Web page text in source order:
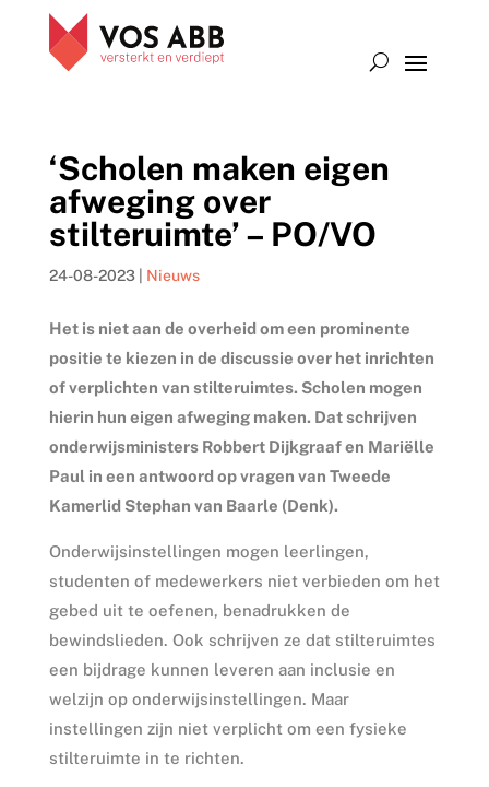
‘Scholen maken eigen
afweging over
stilteruimte’ – PO/VO
24-08-2023| Nieuws
Het is niet aan de overheid om een prominente
positie te kiezen in de discussie over het inrichten
of verplichten van stilteruimtes. Scholen mogen
hierin hun eigen afweging maken. Dat schrijven
onderwijsministers Robbert Dijkgraaf en Mariëlle
Paul in een antwoord op vragen van Tweede
Kamerlid Stephan van Baarle (Denk).
Onderwijsinstellingen mogen leerlingen,
studenten of medewerkers niet verbieden om het
gebed uit te oefenen, benadrukken de
bewindslieden. Ook schrijven ze dat stilteruimtes
een bijdrage kunnen leveren aan inclusie en
welzijn op onderwijsinstellingen. Maar
instellingen zijn niet verplicht om een fysieke
stilteruimte in te richten.